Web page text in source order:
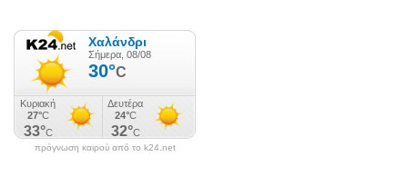
πρόγνωση καιρού από το k24.net